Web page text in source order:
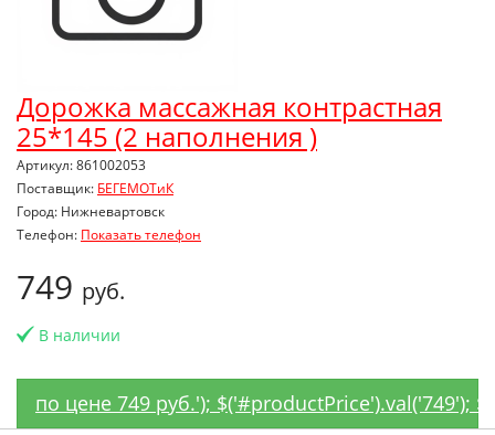
Дорожка массажная контрастная
25*145 (2 наполнения )
Артикул: 861002053
Поставщик: БЕГЕМОТиК
Город: Нижневартовск
Телефон: Показать телефон
749 руб.
В наличии
по цене 749 руб.'); $('#productPrice').val('749');